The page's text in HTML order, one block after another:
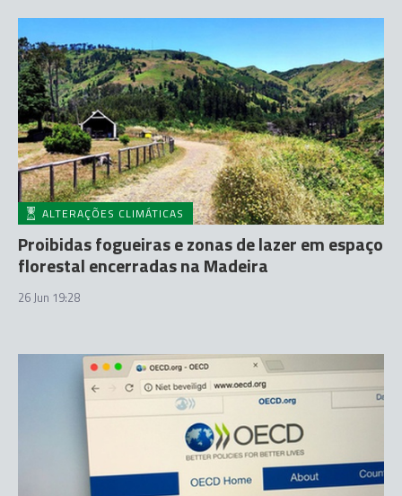
ALTERAÇÕES CLIMÁTICAS
Proibidas fogueiras e zonas de lazer em espaço
florestal encerradas na Madeira
26 Jun 19:28